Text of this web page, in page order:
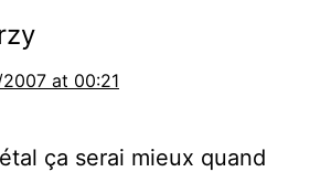
at 00:21
ça serai mieux quand